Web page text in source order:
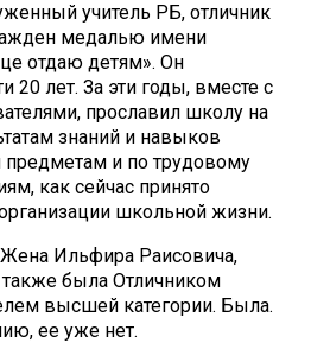
учитель РБ, отличник
медалью имени
отдаю детям». Он
20 лет. За эти годы, вместе с
прославил школу на
знаний и навыков
и по трудовому
как сейчас принято
школьной жизни.
Ильфира Раисовича,
была Отличником
высшей категории. Была.
ее уже нет.